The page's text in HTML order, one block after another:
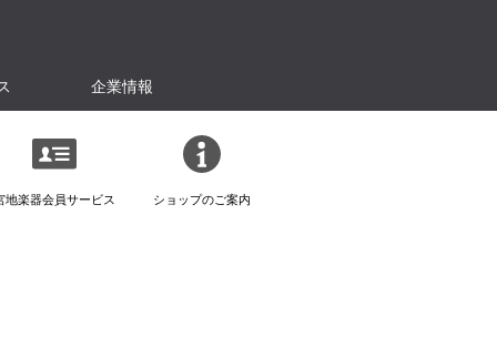
企業情報
地楽器会員サービス ショップのご案内